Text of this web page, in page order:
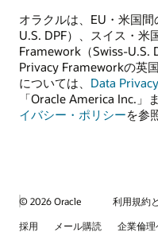
オラクルは、EU・米国
U.S. DPF）、スイス・米
Framework（Swiss-U.S.
Privacy Frameworkの英
については、 Data
「Oracle America Inc.」
イバシー・ポリシーを参
© 2026 Oracle 利用規約
採用
メール購読 企業倫理